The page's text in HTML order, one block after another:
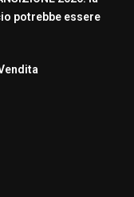
potrebbe essere